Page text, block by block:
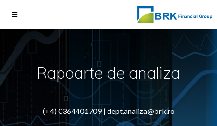
Rapoarte de analiza
(+4) 0364401709 | dept.analiza@brk.ro